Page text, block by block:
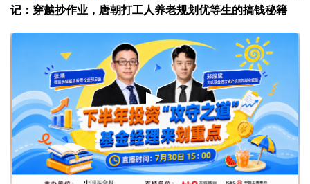
记：穿越抄作业，唐朝打工人养老规划优等生的搞钱秘籍